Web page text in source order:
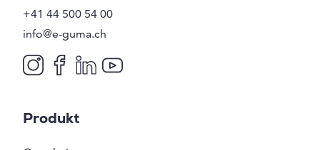
+41 44 500 54 00
info@e-guma.ch
Produkt